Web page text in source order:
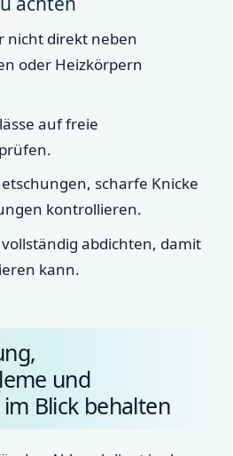
nicht direkt neben
oder Heizkörpern
auf freie
scharfe Knicke
kontrollieren.
abdichten, damit
kann.
und
Blick behalten